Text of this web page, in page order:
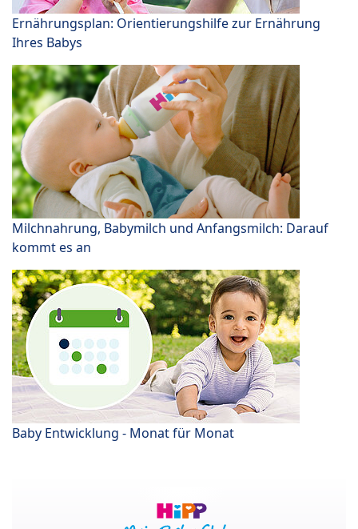
Ernährungsplan: Orientierungshilfe zur Ernährung
Ihres Babys
Milchnahrung, Babymilch und Anfangsmilch: Darauf
kommt es an
Baby Entwicklung - Monat für Monat